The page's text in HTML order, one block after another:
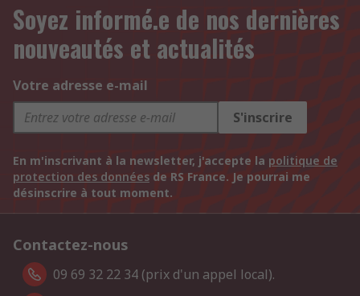
Soyez informé.e de nos dernières
nouveautés et actualités
Votre adresse e-mail
S'inscrire
En m'inscrivant à la newsletter, j'accepte la politique de
protection des données de RS France. Je pourrai me
désinscrire à tout moment.
Contactez-nous
09 69 32 22 34 (prix d'un appel local).